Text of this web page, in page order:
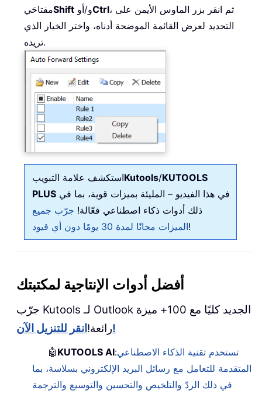
مفتاحَيShift و/أوCtrl، ثم انقر بزر الماوس الأيمن على
التحديد لعرض القائمة الموضحة أدناه، واختر الخيار الذي
تريده.
استكشف علامة التبويبKutools/KUTOOLS
PLUS
ذلك أدوات ذكاء اصطناعي فعّالة! جرّب جميع
الميزات مجانًا لمدة 30 يومًا دون أي قيود!
أفضل أدوات الإنتاجية لمكتبتك
جرّب Kutools لـ Outlook الجديد كليًا مع 100+ ميزة
رائعة!انقر للتنزيل الآن!
🤖 KUTOOLS AI:تستخدم تقنية الذكاء الاصطناعي
المتقدمة للتعامل مع رسائل البريد الإلكتروني بسلاسة، بما
في ذلك الردّ والتلخيص والتحسين والتوسيع والترجمة